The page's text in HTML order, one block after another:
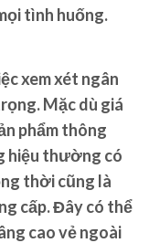
tình huống.
xem xét ngân
Mặc dù giá
phẩm thông
hiệu thường có
thời cũng là
cấp. Đây có thể
cao vẻ ngoài